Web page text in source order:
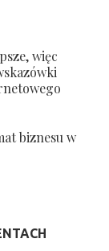
więc
biznesu w